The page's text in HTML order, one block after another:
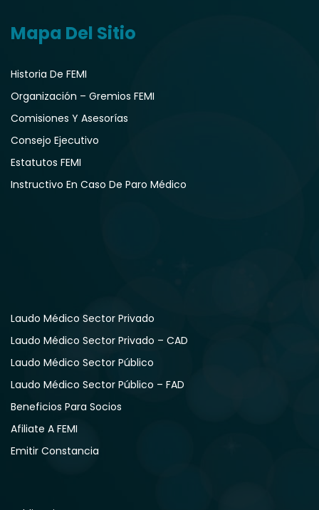
Mapa Del Sitio
Historia De FEMI
Organización – Gremios FEMI
Comisiones Y Asesorías
Consejo Ejecutivo
Estatutos FEMI
Instructivo En Caso De Paro Médico
Laudo Médico Sector Privado
Laudo Médico Sector Privado – CAD
Laudo Médico Sector Público
Laudo Médico Sector Público – FAD
Beneficios Para Socios
Afiliate A FEMI
Emitir Constancia